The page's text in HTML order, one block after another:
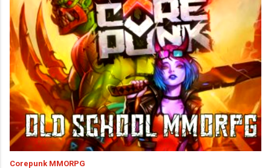
Corepunk MMORPG